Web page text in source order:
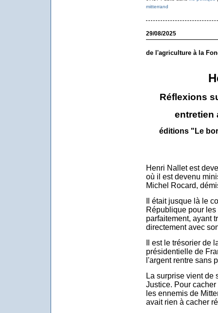
mitterrand
29/08/2025
de l'agriculture à la
Réflexions
entretien
éditions "Le
Henri Nallet est
où il est devenu
Michel Rocard,
Il était jusque là le
République pour
parfaitement, ayant
directement avec
Il est le trésorier de
présidentielle de
l'argent rentre sans
La surprise vient de
Justice. Pour
les ennemis de
avait rien à cacher